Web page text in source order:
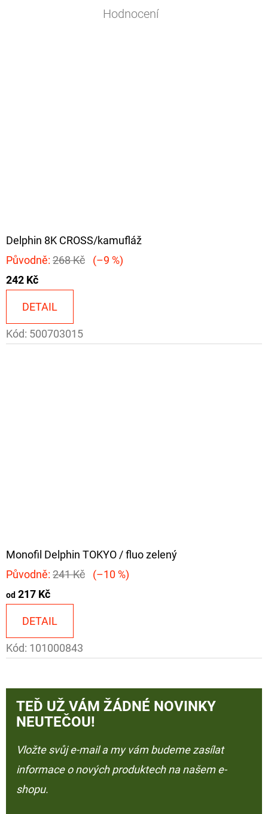
Hodnocení
Delphin 8K CROSS/kamufláž
Původně: 268 Kč
(–9 %)
242 Kč
DETAIL
Kód: 500703015
Monofil Delphin TOKYO / fluo zelený
Původně: 241 Kč (–10 %)
od 217 Kč
DETAIL
Kód: 101000843
TEĎ UŽ VÁM ŽÁDNÉ NOVINKY
NEUTEČOU!
Vložte svůj e-mail a my vám budeme zasílat
informace o nových produktech na našem e-
shopu.